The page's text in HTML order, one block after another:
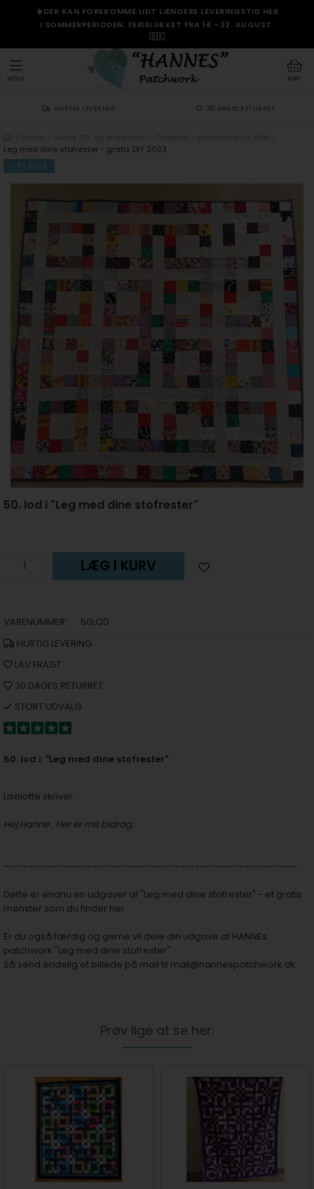
☀️DER KAN FOREKOMME LIDT LÆNGERE LEVERINGSTID HER
I SOMMERPERIODEN. FERIELUKKET FRA 14.–22. AUGUST.
🇩🇰
KURV
MENU
HURTIG LEVERING 30 DAGES RETURRET
Leg med dine stofrester - gratis DIY 2023
TILBAGE
50. lod i "Leg med dine stofrester"
LÆG I KURV
VARENUMMER:
50LOD
HURTIG LEVERING
LAV FRAGT
30 DAGES RETURRET
STORT UDVALG
50. lod i "Leg med dine stofrester"
Liselotte skriver:
Hej Hanne . Her er mit bidrag.
------------------------------------------------------------
Dette er endnu en udgaver af "Leg med dine stofrester" - et gratis
mønster som du finder her.
Er du også færdig og gerne vil dele din udgave af HANNEs
patchwork "Leg med dine stofrester"
Så send endelig et billede på mail til mail@hannespatchwork.dk
Prøv lige at se her: